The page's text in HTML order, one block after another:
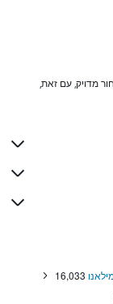
16,033